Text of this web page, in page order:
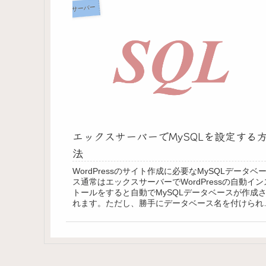
サーバー
エックスサーバーでMySQLを設定する
法
WordPressのサイト作成に必要なMySQLデータベー
ス通常はエックスサーバーでWordPressの自動イン
トールをすると自動でMySQLデータベースが作成さ
れます。ただし、勝手にデータベース名を付けられ